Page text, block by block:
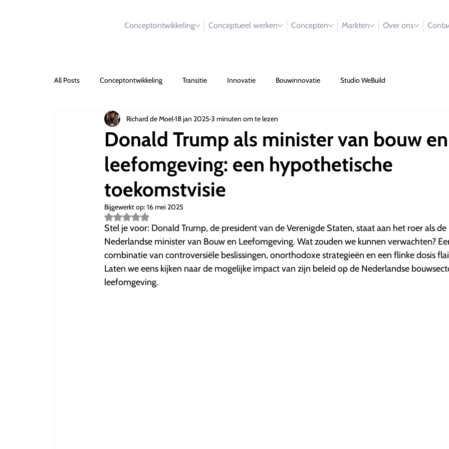
Conceptontwikkeling Conceptueel werken Concepten Markten Over ons
All Posts Conceptontwikkeling Transitie Innovatie Bouwinnovatie Studio WeBuild
Donald Trump als minister van bouw en
leefomgeving: een hypothetische
toekomstvisie
Richard de Moel18 jan 20253 minuten om te lezen
Bijgewerkt op:16 mei 2025
Beoordeeld
met
NaN
uit
5
sterren.
Stel je voor: Donald Trump, de president van de Verenigde Staten, staat aan het roer als de
Nederlandse minister van Bouw en Leefomgeving. Wat zouden we kunnen verwachten?
combinatie van controversiële beslissingen, onorthodoxe strategieën en een flinke dosis
Laten we eens kijken naar de mogelijke impact van zijn beleid op de Nederlandse
leefomgeving.